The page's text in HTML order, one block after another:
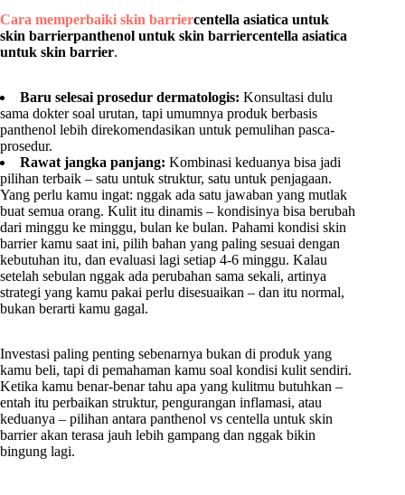
Cara memperbaiki skin barriercentella asiatica untuk
skin barrierpanthenol untuk skin barriercentella asiatica
untuk skin barrier.
Baru selesai prosedur dermatologis: Konsultasi dulu
sama dokter soal urutan, tapi umumnya produk berbasis
panthenol lebih direkomendasikan untuk pemulihan pasca-
prosedur.
Rawat jangka panjang: Kombinasi keduanya bisa jadi
pilihan terbaik – satu untuk struktur, satu untuk penjagaan.
Yang perlu kamu ingat: nggak ada satu jawaban yang mutlak
buat semua orang. Kulit itu dinamis – kondisinya bisa berubah
dari minggu ke minggu, bulan ke bulan. Pahami kondisi skin
barrier kamu saat ini, pilih bahan yang paling sesuai dengan
kebutuhan itu, dan evaluasi lagi setiap 4-6 minggu. Kalau
setelah sebulan nggak ada perubahan sama sekali, artinya
strategi yang kamu pakai perlu disesuaikan – dan itu normal,
bukan berarti kamu gagal.
Investasi paling penting sebenarnya bukan di produk yang
kamu beli, tapi di pemahaman kamu soal kondisi kulit sendiri.
Ketika kamu benar-benar tahu apa yang kulitmu butuhkan –
entah itu perbaikan struktur, pengurangan inflamasi, atau
keduanya – pilihan antara panthenol vs centella untuk skin
barrier akan terasa jauh lebih gampang dan nggak bikin
bingung lagi.